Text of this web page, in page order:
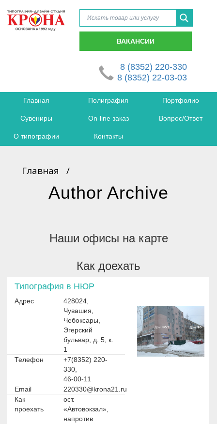
ВАКАНСИИ
8 (8352) 220-330
8 (8352) 22-03-03
Главная Полиграфия Портфолио
Сувениры On-line заказ Вопрос/Ответ
О типографии Контакты
Главная /
Author Archive
Наши офисы на карте
Как доехать
Типография в НЮР
Адрес
428024,
Чувашия,
Чебоксары,
Эгерский
бульвар, д. 5, к.
1
Телефон
+7(8352) 220-
330,
46-00-11
Email
220330@krona21.ru
Как
проехать
ост.
«Автовокзал»,
напротив